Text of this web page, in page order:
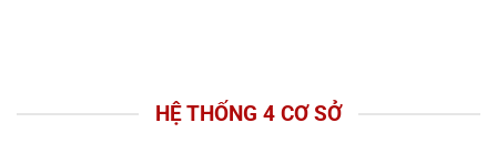
HỆ THỐNG 4 CƠ SỞ